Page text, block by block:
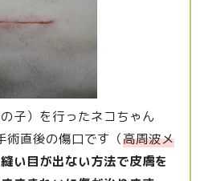
子）を行ったネコちゃん
術直後の傷口です（高周波メ
い目が出ない方法で皮膚を